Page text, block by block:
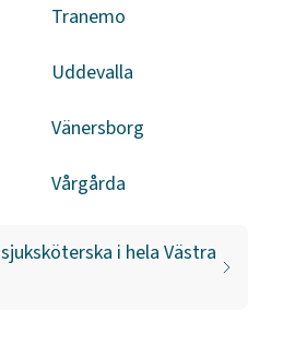
Tranemo
Uddevalla
Vänersborg
Vårgårda
sjuksköterska i hela Västra